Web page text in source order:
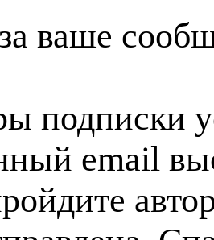
ваше
подписки
email